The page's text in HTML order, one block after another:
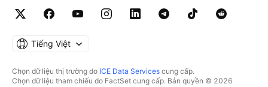
Tiếng Việt
Chọn dữ liệu thị trường do ICE Data Services cung cấp.
Chọn dữ liệu tham chiếu do FactSet cung cấp. Bản quyền © 2026